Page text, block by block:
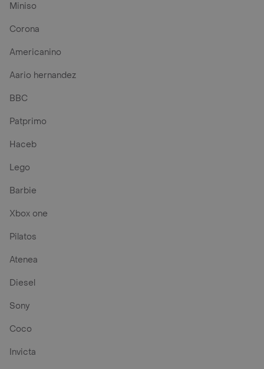
Miniso
Corona
Americanino
Aario hernandez
BBC
Patprimo
Haceb
Lego
Barbie
Xbox one
Pilatos
Atenea
Diesel
Sony
Coco
Invicta